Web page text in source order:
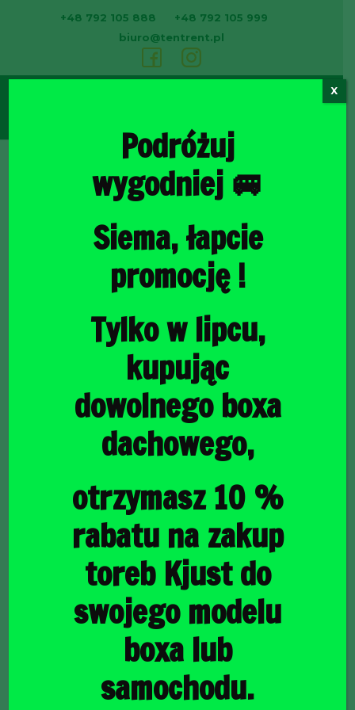
+48 792 105 888
+48 792 105 999
biuro@tentrent.pl
Torby do bagażnika
2021 TORBY DO BAGAŻNIKA 5 SZT
JEEP GRAND
CHEROKEE 2010-2021
TORBY DO BAGAŻNIKA
5 SZT
Podróżuj
wygodniej 🚐
Siema, łapcie
promocję !
Tylko w lipcu,
kupując
dowolnego boxa
dachowego,
otrzymasz 10 %
rabatu na zakup
toreb Kjust do
swojego modelu
boxa lub
samochodu.
X